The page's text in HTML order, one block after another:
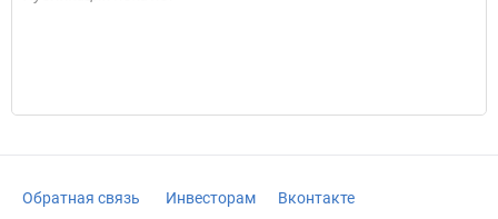
Обратная связь Инвесторам
Вконтакте